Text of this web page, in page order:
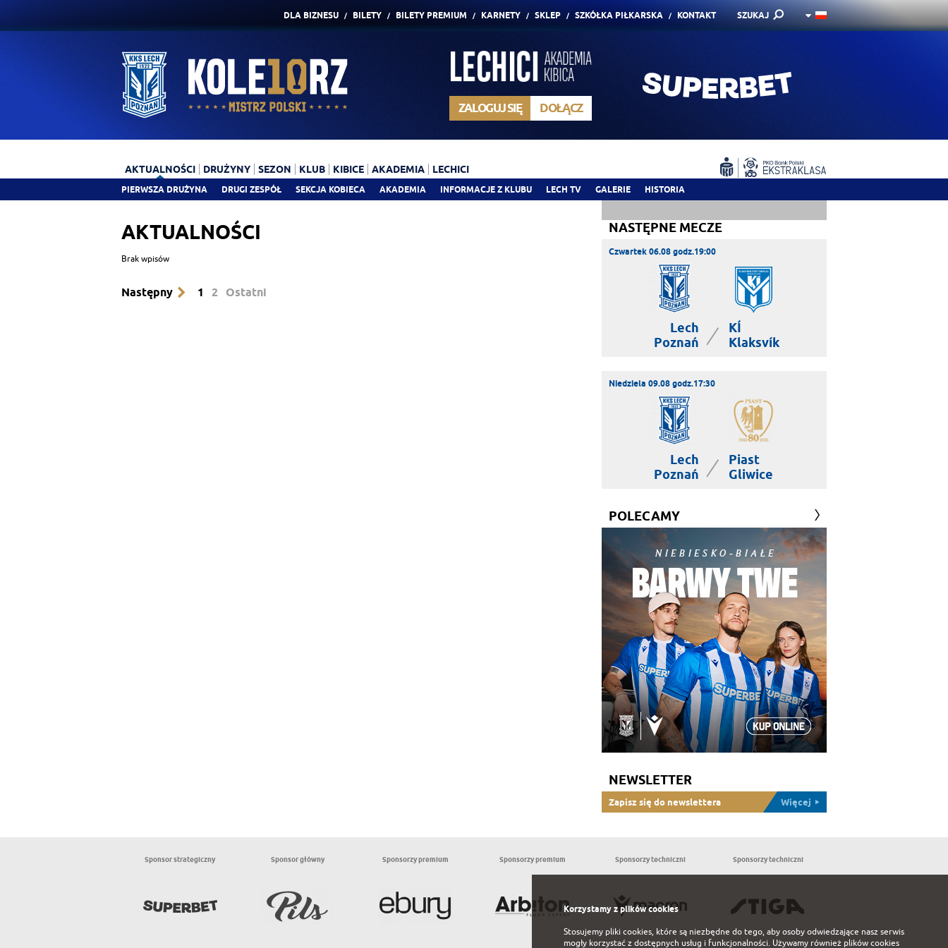
DLA BIZNESU BILETY BILETY PREMIUM KARNETY SKLEP SZKÓŁKA PIŁKARSKA KONTAKT SZUKAJ
ZALOGUJ SIĘ DOŁĄCZ
AKTUALNOŚCI
PIERWSZA DRUŻYNA DRUGI ZESPÓŁ SEKCJA KOBIECA AKADEMIA INFORMACJE Z KLUBU LECH TV GALERIE HISTORIA
DRUŻYNY SEZON KLUB KIBICE AKADEMIA LECHICI
AKTUALNOŚCI
Brak wpisów
Następny 1 2 Ostatni
NASTĘPNE MECZE
Czwartek 06.08 godz.19:00
Lech
Poznań
|
KÍ
Klaksvík
Niedziela 09.08 godz.17:30
Lech
Poznań
|
Piast
Gliwice
POLECAMY
NEWSLETTER
Zapisz się do newslettera Więcej
Sponsor strategiczny Sponsor główny Sponsorzy premium Sponsorzy premium Sponsorzy techniczni Sponsorzy techniczni
Korzystamy z plików cookies
Stosujemy pliki cookies, które są niezbędne do tego, aby osoby odwiedzające nasz serwis
mogły korzystać z dostępnych usług i funkcjonalności. Używamy również plików cookies